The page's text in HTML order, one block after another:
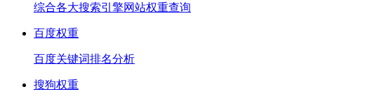
综合各大搜索引擎网站权重查询
百度权重
百度关键词排名分析
搜狗权重